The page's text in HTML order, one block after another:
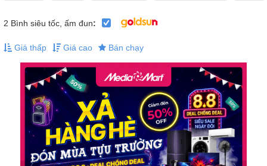
2 Bình siêu tốc, ấm đun:
Giá thấp Giá cao Bán chạy